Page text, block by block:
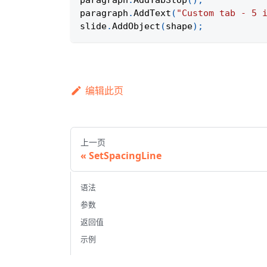
paragraph .AddText ( "Custom tab - 5
slide.AddObject (shape) ;
编辑此页
上一页
SetSpacingLine
语法
参数
返回值
示例